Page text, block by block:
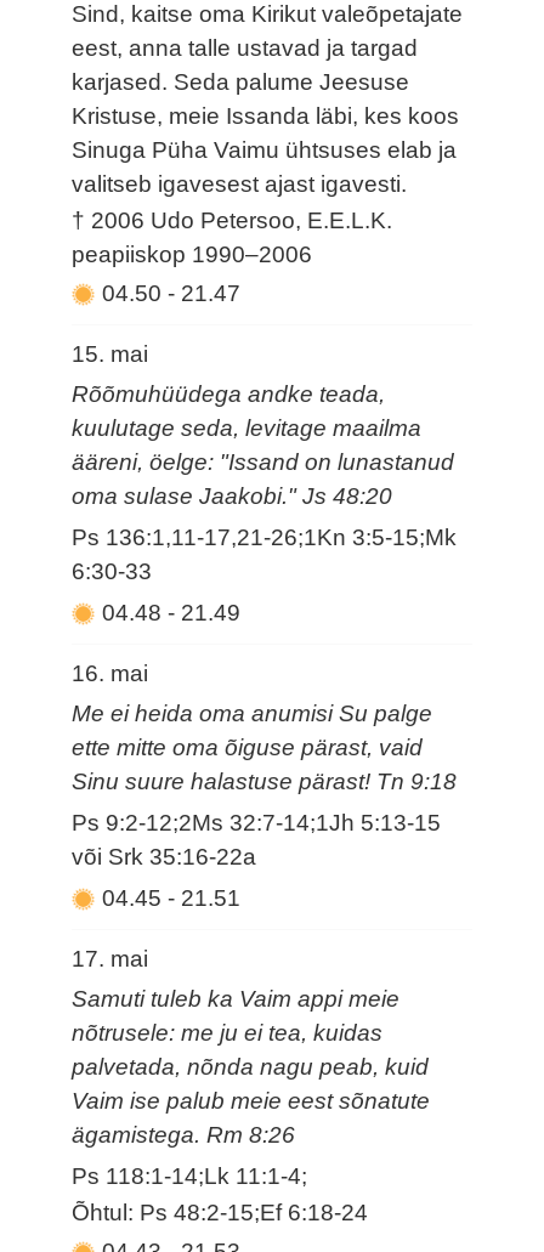
Sind, kaitse oma Kirikut valeõpetajate
eest, anna talle ustavad ja targad
karjased. Seda palume Jeesuse
Kristuse, meie Issanda läbi, kes koos
Sinuga Püha Vaimu ühtsuses elab ja
valitseb igavesest ajast igavesti.
† 2006 Udo Petersoo, E.E.L.K.
peapiiskop 1990–2006
04.50- 21.47
15. mai
Rõõmuhüüdega andke teada,
kuulutage seda, levitage maailma
ääreni, öelge: "Issand on lunastanud
oma sulase Jaakobi." Js 48:20
Ps 136:1,11-17,21-26;1Kn 3:5-15;Mk
6:30-33
04.48- 21.49
16. mai
Me ei heida oma anumisi Su palge
ette mitte oma õiguse pärast, vaid
Sinu suure halastuse pärast! Tn 9:18
Ps 9:2-12;2Ms 32:7-14;1Jh 5:13-15
või Srk 35:16-22a
04.45- 21.51
17. mai
Samuti tuleb ka Vaim appi meie
nõtrusele: me ju ei tea, kuidas
palvetada, nõnda nagu peab, kuid
Vaim ise palub meie eest sõnatute
ägamistega. Rm 8:26
Ps 118:1-14;Lk 11:1-4;
Õhtul: Ps 48:2-15;Ef 6:18-24